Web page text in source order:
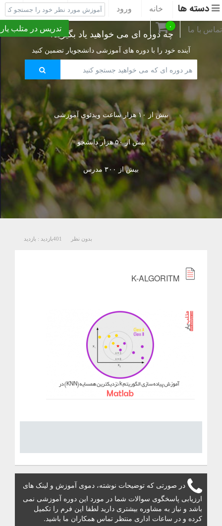
دسته ها خانه ورود ثبت نام
پشتیبانی
تماس با ما
۰ تدریس در متلب یارچه دوره ای می خواهید یاد بگیرید؟
آینده خود را با دوره های آموزشی دانشجویار تضمین کنید
بیش از ۱۰ هزار ساعت ویدئوی آموزشی
بیش از ۵۰ هزار دانشجو
بیش از ۳۰۰ مدرس
بدون نظر بازدید :401 بازدید
K-ALGORITM
در صورتی که توضیحات نوشته، دموی آموزش و لینک های
ارزیابی پاسخگوی سوالات شما در مورد این دوره آموزشی نمی
باشد و نیاز به مشاوره بیشتری دارید لطفا این فرم را تکمیل
کرده و در ساعات اداری منتظر تماس همکاران ما باشید.